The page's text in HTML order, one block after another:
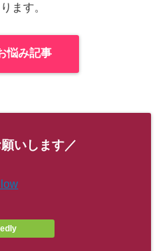
ます。
悩み記事
いします／